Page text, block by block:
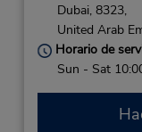
Dubai, 8323,
United Arab
Horario de
Sun - Sat